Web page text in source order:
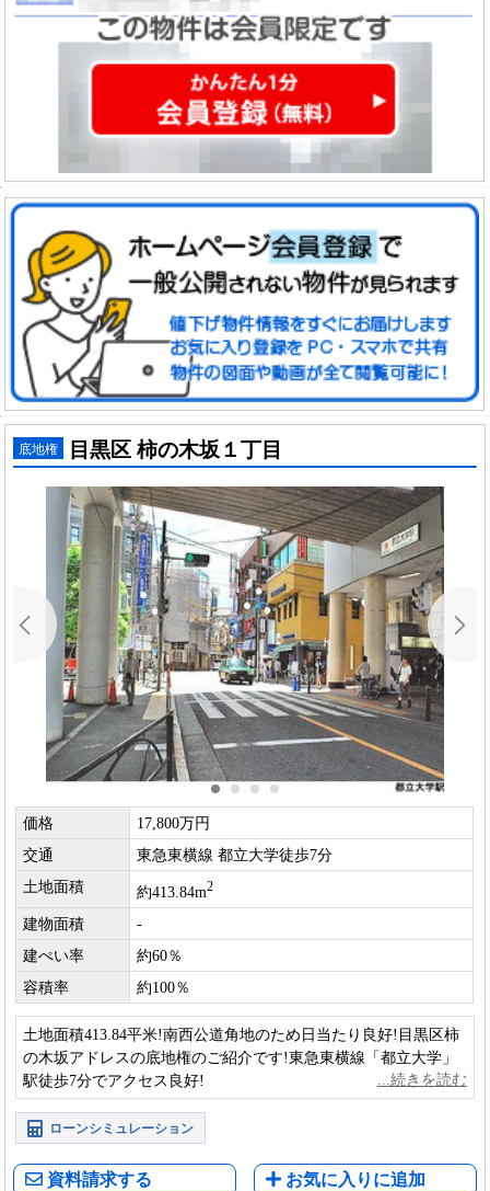
底地権 目黒区 柿の木坂１丁目
価格
17,800万円
交通
東急東横線 都立大学徒歩7分
土地面積
約413.84m2
建物面積
-
建ぺい率
約60％
容積率
約100％
土地面積413.84平米!南西公道角地のため日当たり良好!目黒区柿
の木坂アドレスの底地権のご紹介です!東急東横線「都立大学」
駅徒歩7分でアクセス良好!
ローンシミュレーション
資料請求する お気に入りに追加